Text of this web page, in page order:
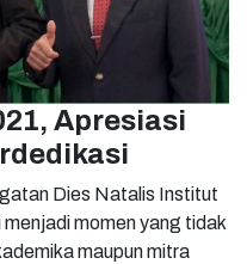
Apresiasi
Dies Natalis Institut
momen yang tidak
maupun mitra